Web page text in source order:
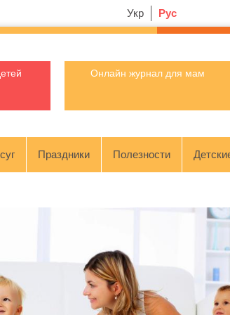
Укр Рус
Онлайн журнал для мам
Праздники Полезности